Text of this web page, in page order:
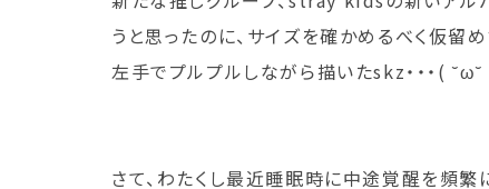
うと思ったのに、サイズを確かめるべく仮留
左手でプルプルしながら描いたskz・・・(
さて、わたくし最近睡眠時に中途覚醒を頻